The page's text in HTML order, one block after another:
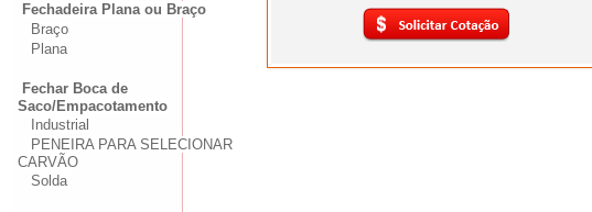
Fechadeira Plana ou Braço
Braço
Plana
Fechar Boca de
Saco/Empacotamento
Industrial
PENEIRA PARA SELECIONAR
CARVÃO
Solda